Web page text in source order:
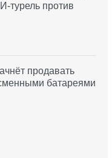
турель против
продавать
батареями